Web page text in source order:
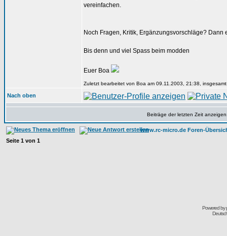
vereinfachen.
Noch Fragen, Kritik, Ergänzungsvorschläge? Dann
Bis denn und viel Spass beim modden
Euer Boa
Zuletzt bearbeitet von Boa am 09.11.2003, 21:38,
Nach oben
Beiträge der letzten Zeit
www.rc-micro.de Foren-
Seite 1 von 1
Powered by